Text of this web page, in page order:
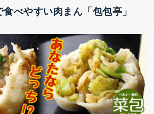
べやすい肉まん「包包亭」